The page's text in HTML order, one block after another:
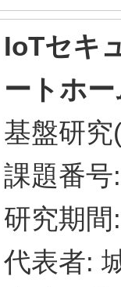
IoTセキ
ートホ
基盤研究
課題番号
研究期
代表者: